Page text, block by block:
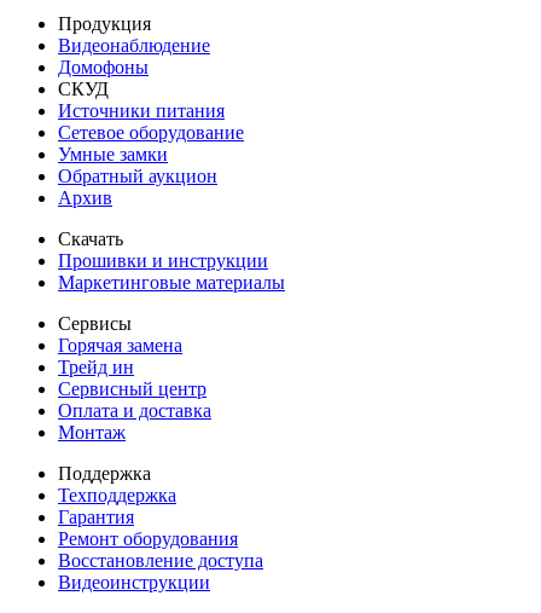
Продукция
Видеонаблюдение
Домофоны
СКУД
Источники питания
Сетевое оборудование
Умные замки
Обратный аукцион
Архив
Скачать
Прошивки и инструкции
Маркетинговые материалы
Сервисы
Горячая замена
Трейд ин
Сервисный центр
Оплата и доставка
Монтаж
Поддержка
Техподдержка
Гарантия
Ремонт оборудования
Восстановление доступа
Видеоинструкции